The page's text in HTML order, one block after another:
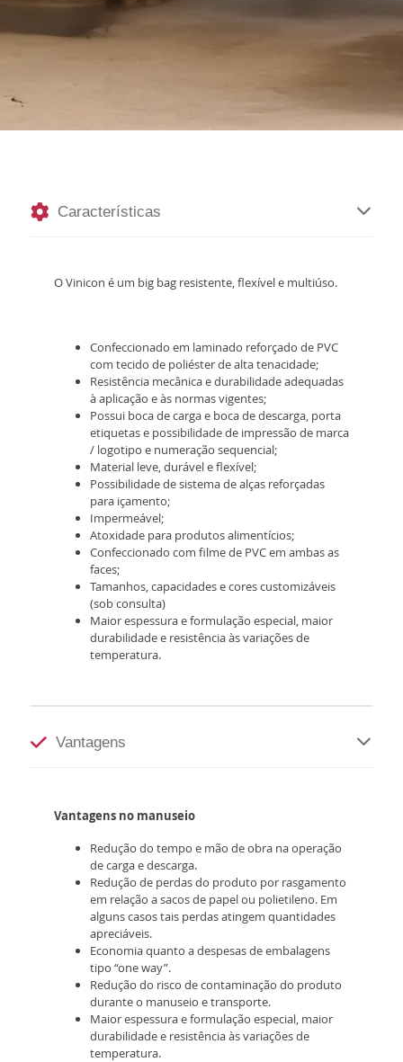
Características
O Vinicon é um big bag resistente, flexível e multiúso.
Confeccionado em laminado reforçado de PVC
com tecido de poliéster de alta tenacidade;
Resistência mecânica e durabilidade adequadas
à aplicação e às normas vigentes;
Possui boca de carga e boca de descarga, porta
etiquetas e possibilidade de impressão de marca
/ logotipo e numeração sequencial;
Material leve, durável e flexível;
Possibilidade de sistema de alças reforçadas
para içamento;
Impermeável;
Atoxidade para produtos alimentícios;
Confeccionado com filme de PVC em ambas as
faces;
Tamanhos, capacidades e cores customizáveis
(sob consulta)
Maior espessura e formulação especial, maior
durabilidade e resistência às variações de
temperatura.
Vantagens
Vantagens no manuseio
Redução do tempo e mão de obra na operação
de carga e descarga.
Redução de perdas do produto por rasgamento
em relação a sacos de papel ou polietileno. Em
alguns casos tais perdas atingem quantidades
apreciáveis.
Economia quanto a despesas de embalagens
tipo “one way”.
Redução do risco de contaminação do produto
durante o manuseio e transporte.
Maior espessura e formulação especial, maior
durabilidade e resistência às variações de
temperatura.